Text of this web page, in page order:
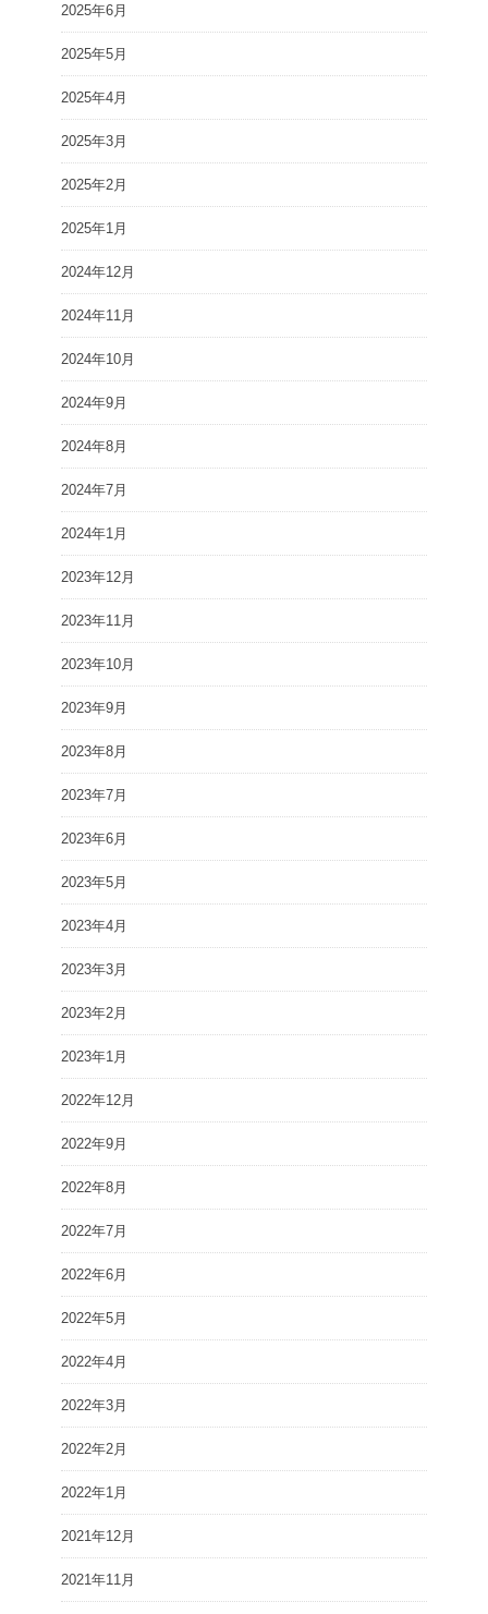
2025年6月
2025年5月
2025年4月
2025年3月
2025年2月
2025年1月
2024年12月
2024年11月
2024年10月
2024年9月
2024年8月
2024年7月
2024年1月
2023年12月
2023年11月
2023年10月
2023年9月
2023年8月
2023年7月
2023年6月
2023年5月
2023年4月
2023年3月
2023年2月
2023年1月
2022年12月
2022年9月
2022年8月
2022年7月
2022年6月
2022年5月
2022年4月
2022年3月
2022年2月
2022年1月
2021年12月
2021年11月